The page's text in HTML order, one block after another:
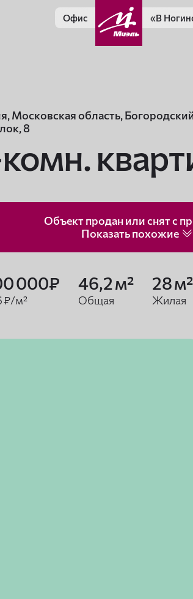
Офис «В
Московская область,
8
Объект продан или снят с
Показатьпохожие
000₽
₽/м²
46,2 м²
Общая
28 м²
Жилая